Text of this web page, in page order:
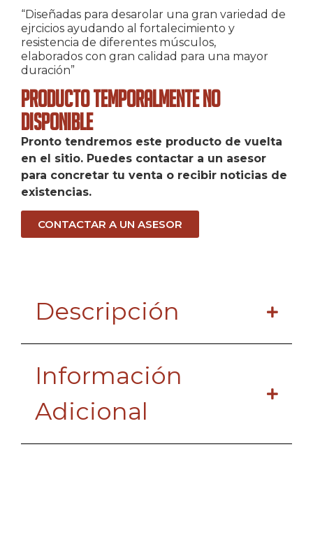
“Diseñadas para desarolar una gran variedad de
ejrcicios ayudando al fortalecimiento y
resistencia de diferentes músculos,
elaborados con gran calidad para una mayor
duración”
Producto Temporalmente No
Disponible
Pronto tendremos este producto de vuelta
en el sitio. Puedes contactar a un asesor
para concretar tu venta o recibir noticias de
existencias.
CONTACTAR A UN ASESOR
Descripción
Información
Adicional